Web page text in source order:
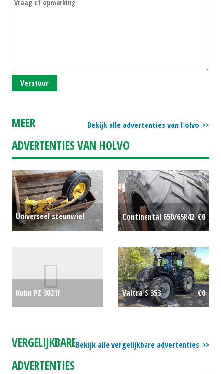
Verstuur
Bekijk alle advertenties van Holvo
MEER
ADVERTENTIES VAN HOLVO
Universeel steunwiel
Continental 650/65R42 €0
Kuhn PZ 3021F
Valtra S 353 €0
Bekijk alle vergelijkbare advertenties
VERGELIJKBARE
ADVERTENTIES